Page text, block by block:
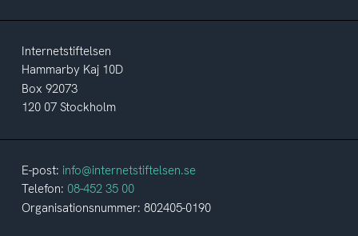
Internetstiftelsen
Hammarby Kaj 10D
Box 92073
120 07 Stockholm
E-post: info@internetstiftelsen.se
Telefon: 08-452 35 00
Organisationsnummer: 802405-0190